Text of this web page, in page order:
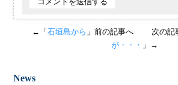
←「石垣島から 」前の記事へ 次の記
が・・・ 」→
News